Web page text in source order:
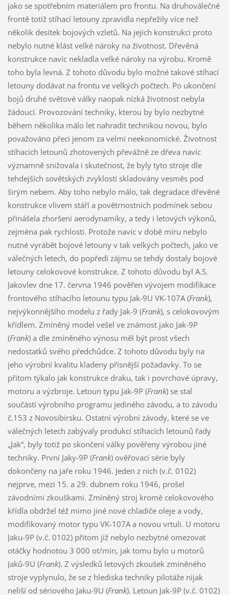
jako se spotřebním materiálem pro frontu. Na druhoválečné
frontě totiž stíhací letouny zpravidla nepřežily více než
několik desítek bojových vzletů. Na jejich konstrukci proto
nebylo nutné klást velké nároky na životnost. Dřevěná
konstrukce navíc nekladla velké nároky na výrobu. Kromě
toho byla levná. Z tohoto důvodu bylo možné takové stíhací
letouny dodávat na frontu ve velkých počtech. Po ukončení
bojů druhé světové války naopak nízká životnost nebyla
žádoucí. Provozování techniky, kterou by bylo nezbytné
během několika málo let nahradit technikou novou, bylo
považováno přeci jenom za velmi neekonomické. Životnost
stíhacích letounů zhotovených převážně ze dřeva navíc
významně snižovala i skutečnost, že byly tyto stroje dle
tehdejších sovětských zvyklostí skladovány vesměs pod
širým nebem. Aby toho nebylo málo, tak degradace dřevěné
konstrukce vlivem stáří a povětrnostních podmínek sebou
přinášela zhoršení aerodynamiky, a tedy i letových výkonů,
zejména pak rychlosti. Protože navíc v době míru nebylo
nutné vyrábět bojové letouny v tak velkých počtech, jako ve
válečných letech, do popředí zájmu se tehdy dostaly bojové
letouny celokovové konstrukce. Z tohoto důvodu byl A.S.
Jakovlev dne 17. června 1946 pověřen vývojem modifikace
frontového stíhacího letounu typu Jak-9U VK-107A (Frank),
nejvýkonnějšího modelu z řady Jak-9 (Frank), s celokovovým
křídlem. Zmíněný model vešel ve známost jako Jak-9P
(Frank) a dle zmíněného výnosu měl být prost všech
nedostatků svého předchůdce. Z tohoto důvodu byly na
jeho výrobní kvalitu kladeny přísnější požadavky. To se
přitom týkalo jak konstrukce draku, tak i povrchové úpravy,
motoru a výzbroje. Letoun typu Jak-9P (Frank) se stal
součástí výrobního programu jediného závodu, a to závodu
č.153 z Novosibirsku. Ostatní výrobní závody, které se ve
válečných letech zabývaly produkcí stíhacích letounů řady
„Jak“, byly totiž po skončení války pověřeny výrobou jiné
techniky. První Jaky-9P (Frank) ověřovací série byly
dokončeny na jaře roku 1946. Jeden z nich (v.č. 0102)
nejprve, mezi 15. a 29. dubnem roku 1946, prošel
závodními zkouškami. Zmíněný stroj kromě celokovového
křídla obdržel též mimo jiné nové chladiče oleje a vody,
modifikovaný motor typu VK-107A a novou vrtuli. U motoru
Jaku-9P (v.č. 0102) přitom již nebylo nezbytné omezovat
otáčky hodnotou 3 000 ot/min, jak tomu bylo u motorů
Jaků-9U (Frank). Z výsledků letových zkoušek zmíněného
stroje vyplynulo, že se z hlediska techniky pilotáže nijak
neliší od sériového Jaku-9U (Frank). Letoun Jak-9P (v.č. 0102)